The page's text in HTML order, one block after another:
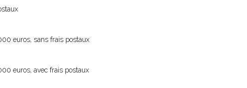
euros, sans frais postaux
euros, avec frais postaux